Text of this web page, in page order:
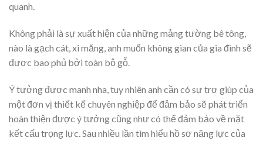
quanh.
Không phải là sự xuất hiện của những mảng tường bê tông,
nào là gạch cát, xi măng, anh muốn không gian của gia đình sẽ
được bao phủ bởi toàn bộ gỗ.
Ý tưởng được manh nha, tuy nhiên anh cần có sự trợ giúp của
một đơn vị thiết kế chuyên nghiệp để đảm bảo sẽ phát triển
hoàn thiện được ý tưởng cũng như có thể đảm bảo về mặt
kết cấu trọng lực. Sau nhiều lần tìm hiểu hồ sơ năng lực của